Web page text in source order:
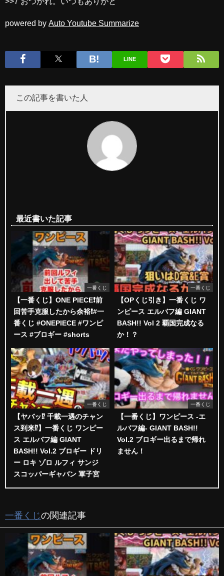
powered by Auto Youtube Summarize
LINE
この記事を書いた人
最近書いた記事
一番くじ
【一番くじ】ONE PIECE❗️前
回苦手克服したから余裕❗️#一
番くじ #ONEPIECE #ワンピ
ース #ブロギー #shorts
一番くじ
【OPくじ引き】一番くじ ワ
ンピース エルバフ編 GIANT
BASH!! Vol 2 覇国完成なる
か！？
一番くじ
【ヤバッ⁉︎ 千載一遇のチャン
ス到来⁉︎】一番くじ ワンピー
ス エルバフ編 GIANT
BASH!! Vol.2 ブロギー ドリ
ー ロキ ゾロ ルフィ サンジ
スコッパーギャバン 軍子宮
一番くじ
【一番くじ】ワンピース -エ
ルバフ編- GIANT BASH!!
Vol.2 ブロギー出るまで帰れ
ません！
一番くじの関連記事